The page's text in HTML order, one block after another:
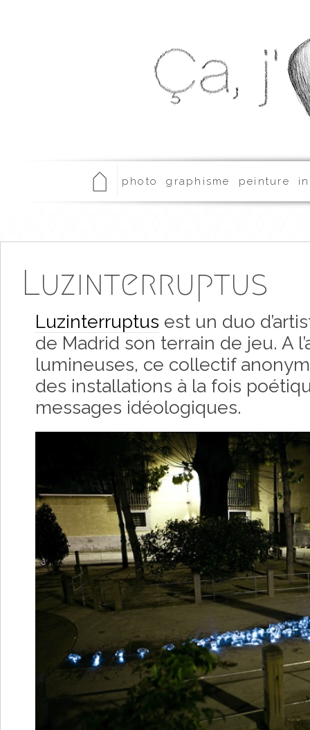
photo graphisme peinture
Luzinterruptus
Luzinterruptus est un duo
de Madrid son terrain de jeu. A
lumineuses, ce collectif
des installations à la fois
messages idéologiques.